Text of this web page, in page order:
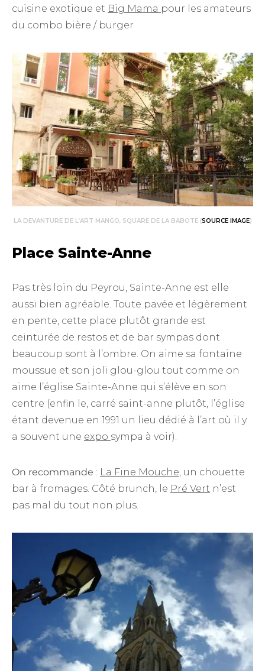
cuisine exotique et Big Mama pour les amateurs
du combo bière / burger
LA DEVANTURE DE L’ART MANGO, SQUARE DE LA BABOTE (SOURCE IMAGE)
Place Sainte-Anne
Pas très loin du Peyrou, Sainte-Anne est elle
aussi bien agréable. Toute pavée et légèrement
en pente, cette place plutôt grande est
ceinturée de restos et de bar sympas dont
beaucoup sont à l’ombre. On aime sa fontaine
moussue et son joli glou-glou tout comme on
aime l’église Sainte-Anne qui s’élève en son
centre (enfin le, carré saint-anne plutôt, l’église
étant devenue en 1991 un lieu dédié à l’art où il y
a souvent une expo sympa à voir).
On recommande : La Fine Mouche , un chouette
bar à fromages. Côté brunch, le Pré Vert n’est
pas mal du tout non plus.